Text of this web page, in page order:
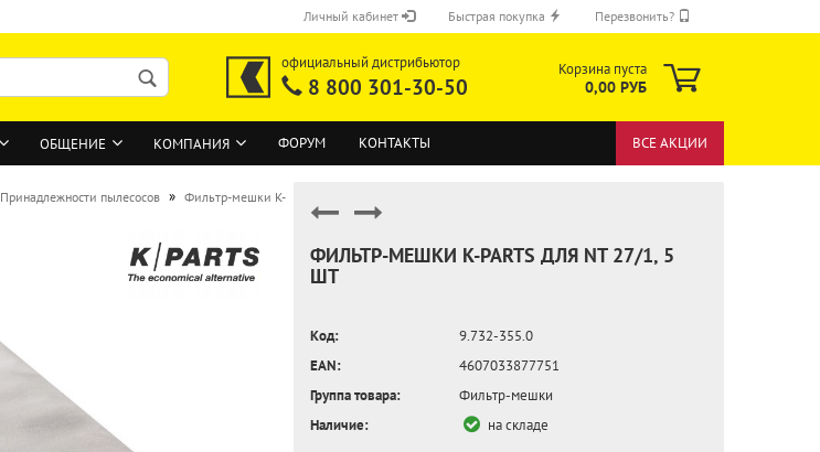
Личный кабинет
ВОЙТИ
Быстрая покупка Перезвонить?
ОТПРАВИТЬ
официальный дистрибьютор
8 800 301-30-50
Корзина пуста
0,00 РУБ
ОБЩЕНИЕ КОМПАНИЯ ФОРУМ КОНТАКТЫ ВСЕ АКЦИИ
Принадлежности пылесосов » Фильтр-мешки K-
ФИЛЬТР-МЕШКИ K-PARTS ДЛЯ NT 27/1, 5
ШТ
Код:
9.732-355.0
EAN:
4607033877751
Группа товара:
Фильтр-мешки
Наличие:
на складе